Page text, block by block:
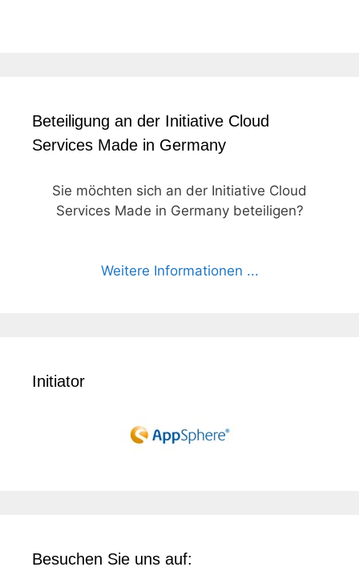
Beteiligung an der Initiative Cloud
Services Made in Germany
Sie möchten sich an der Initiative Cloud
Services Made in Germany beteiligen?
Weitere Informationen ...
Initiator
Besuchen Sie uns auf: